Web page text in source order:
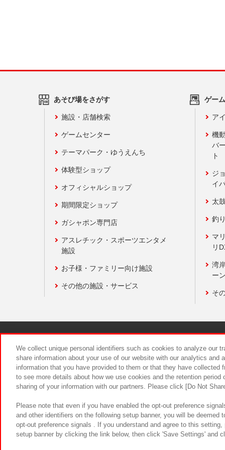
あそび場をさがす
施設・店舗検索
ゲームセンター
テーマパーク・ゆうえんち
体験型ショップ
オフィシャルショップ
期間限定ショップ
ガシャポン専門店
アスレチック・スポーツエンタメ
施設
お子様・ファミリー向け施設
その他の施設・サービス
ゲー
ア
機
バ
ト
ジ
イ
太
釣
マ
リ
湾
ー
そ
食品のご
We collect unique personal identifiers such as cookies to analyze our
share information about your use of our website with our analytics and
information that you have provided to them or that they have
to see more details about how we use cookies and the retention
sharing of your information with our partners. Please click [Do Not
Please note that even if you have enabled the opt-out preference
and other identifiers on the following setup banner, you will be
opt-out preference signals . If you understand and agree to this
setup banner by clicking the link below, then click 'Save Settings' and